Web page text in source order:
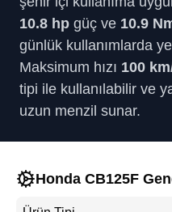
10.8 hp güç ve 10.9
günlük kullanımlarda
Maksimum hızı 100
tipi ile kullanılabilir ve
uzun menzil sunar.
Honda CB125F